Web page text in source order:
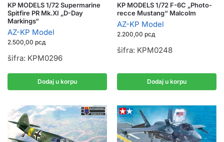
KP MODELS 1/72 Supermarine
Spitfire PR Mk.XI „D-Day
Markings“
AZ-KP Model
2.500,00 рсд
šifra: KPM0296
Dodaj u korpu
KP MODELS 1/72 F-6C „Photo-
recce Mustang“ Malcolm
AZ-KP Model
2.200,00 рсд
šifra: KPM0248
Dodaj u korpu